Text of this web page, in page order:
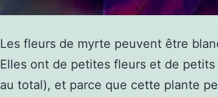
Les fleurs de myrte peuvent être
Elles ont de petites fleurs et de
au total), et parce que cette plante